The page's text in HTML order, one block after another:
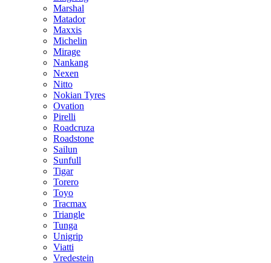
Marshal
Matador
Maxxis
Michelin
Mirage
Nankang
Nexen
Nitto
Nokian Tyres
Ovation
Pirelli
Roadcruza
Roadstone
Sailun
Sunfull
Tigar
Torero
Toyo
Tracmax
Triangle
Tunga
Unigrip
Viatti
Vredestein